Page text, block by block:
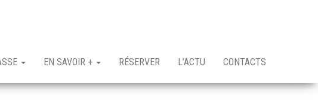
EN SAVOIR + RÉSERVER L’ACTU CONTACTS